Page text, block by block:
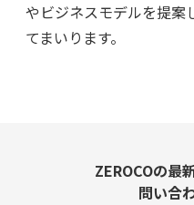
やビジネスモデルを提案
てまいります。
ZEROCOの最
問い合